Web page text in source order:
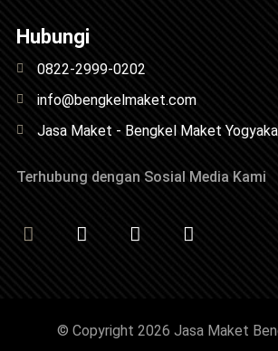
Hubungi
0822-2999-0202
info@bengkelmaket.com
Jasa Maket - Bengkel Maket
Terhubung dengan Sosial Media Kami
© Copyright 2026 Jasa Maket